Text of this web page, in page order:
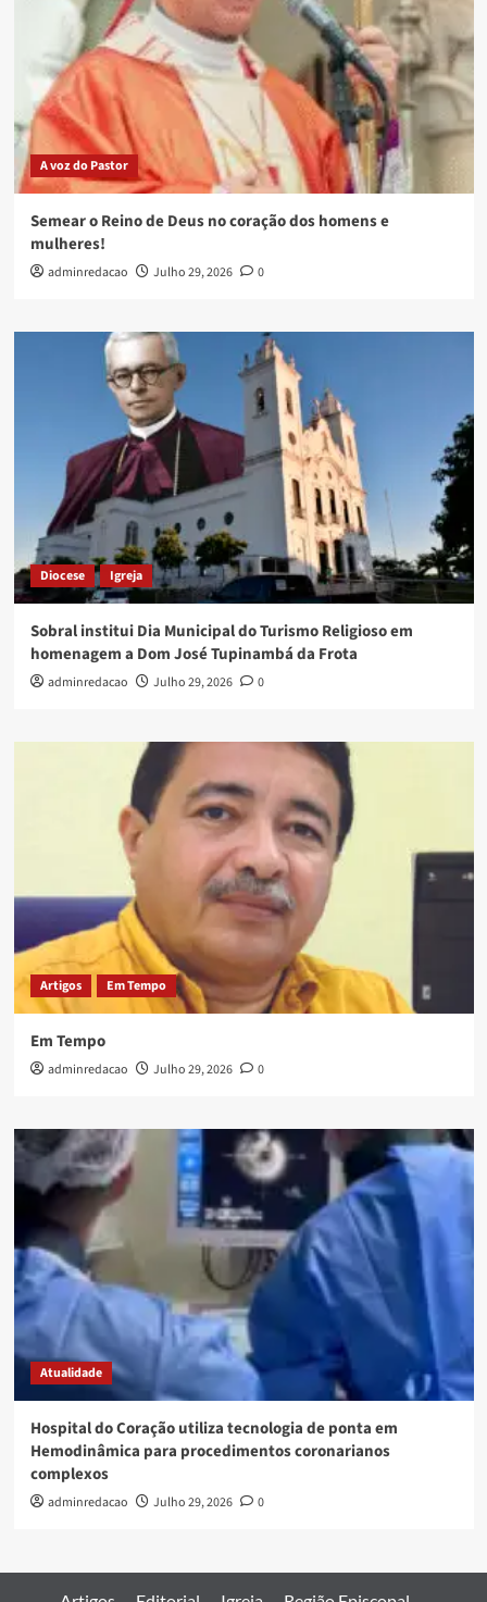
A voz do Pastor
Semear o Reino de Deus no coração dos homens e
mulheres!
adminredacao Julho 29, 2026 0
Diocese Igreja
Sobral institui Dia Municipal do Turismo Religioso em
homenagem a Dom José Tupinambá da Frota
adminredacao Julho 29, 2026 0
Artigos Em Tempo
Em Tempo
adminredacao Julho 29, 2026 0
Atualidade
Hospital do Coração utiliza tecnologia de ponta em
Hemodinâmica para procedimentos coronarianos
complexos
adminredacao Julho 29, 2026 0